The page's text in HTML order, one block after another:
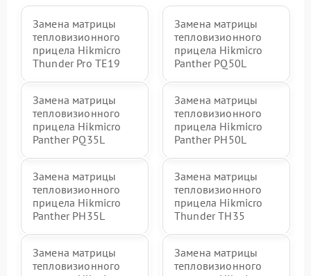
Замена матрицы
тепловизионного
прицела Hikmicro
Thunder Pro TE19
Замена матрицы
тепловизионного
прицела Hikmicro
Panther PQ50L
Замена матрицы
тепловизионного
прицела Hikmicro
Panther PQ35L
Замена матрицы
тепловизионного
прицела Hikmicro
Panther PH50L
Замена матрицы
тепловизионного
прицела Hikmicro
Panther PH35L
Замена матрицы
тепловизионного
прицела Hikmicro
Thunder TH35
Замена матрицы
тепловизионного
Замена матрицы
тепловизионного